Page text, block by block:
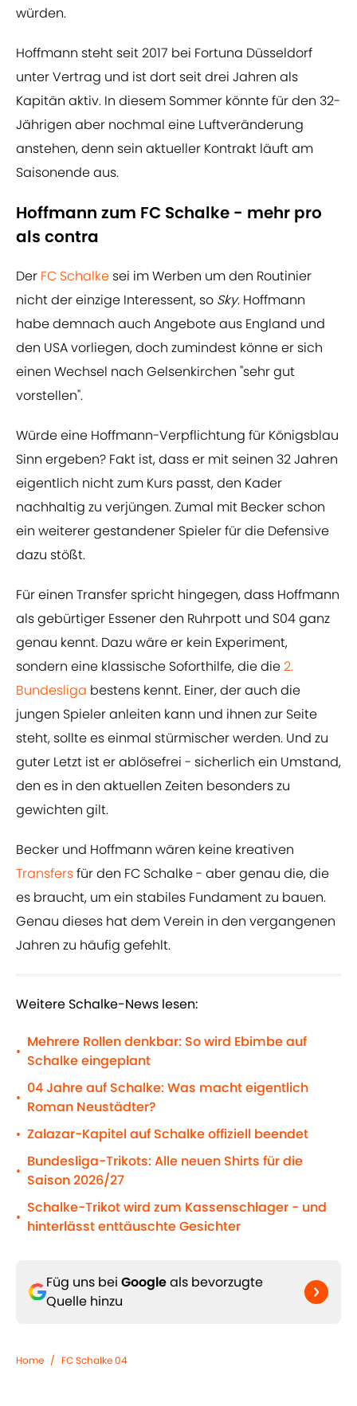
würden.
Hoffmann steht seit 2017 bei Fortuna Düsseldorf
unter Vertrag und ist dort seit drei Jahren als
Kapitän aktiv. In diesem Sommer könnte für den 32-
Jährigen aber nochmal eine Luftveränderung
anstehen, denn sein aktueller Kontrakt läuft am
Saisonende aus.
Hoffmann zum FC Schalke - mehr pro
als contra
Der FC Schalke sei im Werben um den Routinier
nicht der einzige Interessent, so Sky. Hoffmann
habe demnach auch Angebote aus England und
den USA vorliegen, doch zumindest könne er sich
einen Wechsel nach Gelsenkirchen "sehr gut
vorstellen".
Würde eine Hoffmann-Verpflichtung für Königsblau
Sinn ergeben? Fakt ist, dass er mit seinen 32 Jahren
eigentlich nicht zum Kurs passt, den Kader
nachhaltig zu verjüngen. Zumal mit Becker schon
ein weiterer gestandener Spieler für die Defensive
dazu stößt.
Für einen Transfer spricht hingegen, dass Hoffmann
als gebürtiger Essener den Ruhrpott und S04 ganz
genau kennt. Dazu wäre er kein Experiment,
sondern eine klassische Soforthilfe, die die2.
Bundesliga bestens kennt. Einer, der auch die
jungen Spieler anleiten kann und ihnen zur Seite
steht, sollte es einmal stürmischer werden. Und zu
guter Letzt ist er ablösefrei - sicherlich ein Umstand,
den es in den aktuellen Zeiten besonders zu
gewichten gilt.
Becker und Hoffmann wären keine kreativen
Transfersfür den FC Schalke - aber genau die, die
es braucht, um ein stabiles Fundament zu bauen.
Genau dieses hat dem Verein in den vergangenen
Jahren zu häufig gefehlt.
Weitere Schalke-News lesen:
•
Mehrere Rollen denkbar: So wird Ebimbe auf
Schalke eingeplant
•
04 Jahre auf Schalke: Was macht eigentlich
Roman Neustädter?
• Zalazar-Kapitel auf Schalke offiziell beendet
•
Bundesliga-Trikots: Alle neuen Shirts für die
Saison 2026/27
•
Schalke-Trikot wird zum Kassenschlager - und
hinterlässt enttäuschte Gesichter
Füg uns bei Googleals bevorzugte
Quelle hinzu
Home / FC Schalke 04